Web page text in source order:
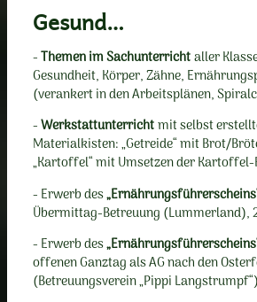
Gesund…
-Themen im Sachunterrichtaller
Gesundheit, Körper, Zähne,
(verankert in den Arbeitsplänen,
-Werkstattunterrichtmit selbst
Materialkisten: „Getreide“ mit Brot/
„Kartoffel“ mit Umsetzen der Kartoffel-
- Erwerb des
Übermittag-Betreuung (Lummerland),
- Erwerb des
offenen Ganztag als AG nach den
(Betreuungsverein „Pippi Langstrumpf“)